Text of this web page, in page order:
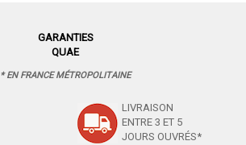
GARANTIES
QUAE
* EN FRANCE MÉTROPOLITAINE
LIVRAISON
ENTRE 3 ET 5
JOURS OUVRÉS*